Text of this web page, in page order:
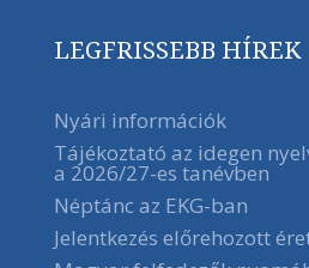
LEGFRISSEBB HÍREK
Nyári információk
Tájékoztató az idegen
a 2026/27-es tanévben
Néptánc az EKG-ban
Jelentkezés előrehozott